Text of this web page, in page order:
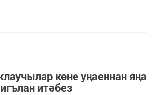
көне уңаеннан яңа
итәбез